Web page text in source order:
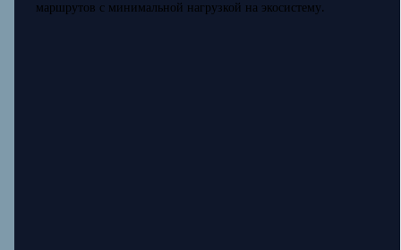
маршрутов с минимальной нагрузкой на экосистему.